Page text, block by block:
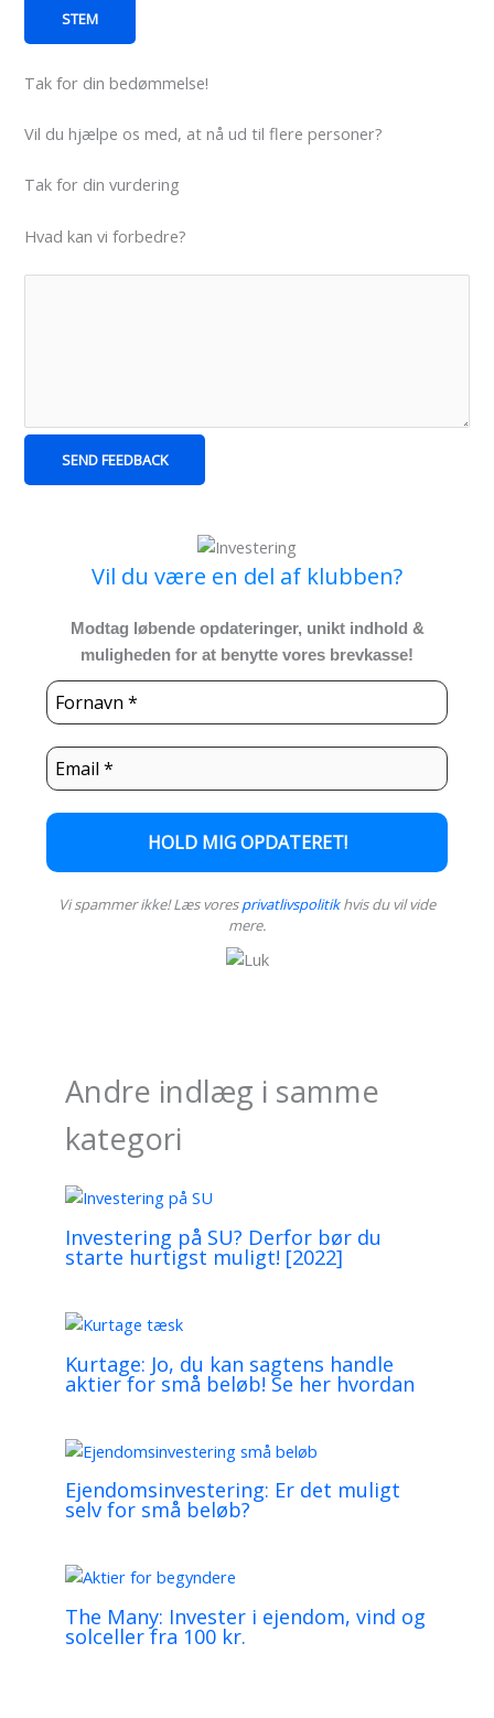
STEM
Tak for din bedømmelse!
Vil du hjælpe os med, at nå ud til flere personer?
Tak for din vurdering
Hvad kan vi forbedre?
SEND FEEDBACK
Vil du være en del af klubben?
Modtag løbende opdateringer, unikt indhold &
muligheden for at benytte vores brevkasse!
Vi spammer ikke! Læs voresprivatlivspolitikhvis du vil vide
mere.
Andre indlæg i samme
kategori
Investering på SU? Derfor bør du
starte hurtigst muligt! [2022]
Kurtage: Jo, du kan sagtens handle
aktier for små beløb! Se her hvordan
Ejendomsinvestering: Er det muligt
selv for små beløb?
The Many: Invester i ejendom, vind og
solceller fra 100 kr.